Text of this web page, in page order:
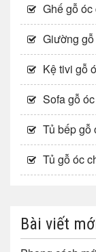
Ghế gỗ óc
Giường
Kệ tivi gỗ
Sofa gỗ
Tủ bếp gỗ
Tủ gỗ óc
Bài viết